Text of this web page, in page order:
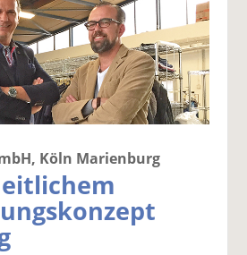
Köln Marienburg